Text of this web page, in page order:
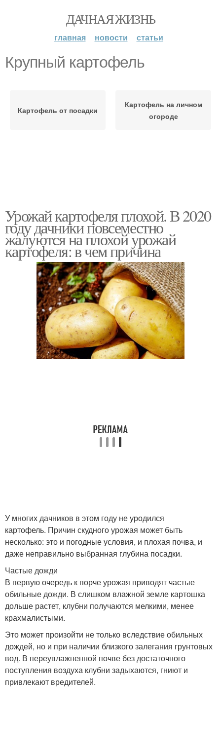
ДАЧНАЯ ЖИЗНЬ
главная новости статьи
Крупный картофель
Картофель от посадки
Картофель на личном
огороде
Урожай картофеля плохой. В 2020
году дачники повсеместно
жалуются на плохой урожай
картофеля: в чем причина
У многих дачников в этом году не уродился
картофель. Причин скудного урожая может быть
несколько: это и погодные условия, и плохая почва, и
даже неправильно выбранная глубина посадки.
Частые дожди
В первую очередь к порче урожая приводят частые
обильные дожди. В слишком влажной земле картошка
дольше растет, клубни получаются мелкими, менее
крахмалистыми.
Это может произойти не только вследствие обильных
дождей, но и при наличии близкого залегания грунтовых
вод. В переувлажненной почве без достаточного
поступления воздуха клубни задыхаются, гниют и
привлекают вредителей.